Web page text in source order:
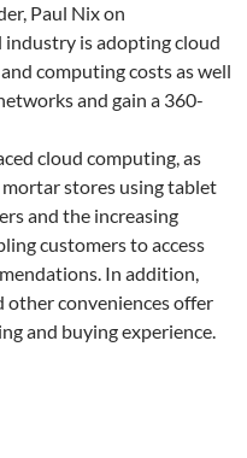
Paul Nix on
is adopting cloud
computing costs as well
and gain a 360-
cloud computing, as
stores using tablet
and the increasing
customers to access
In addition,
other conveniences offer
and buying experience.